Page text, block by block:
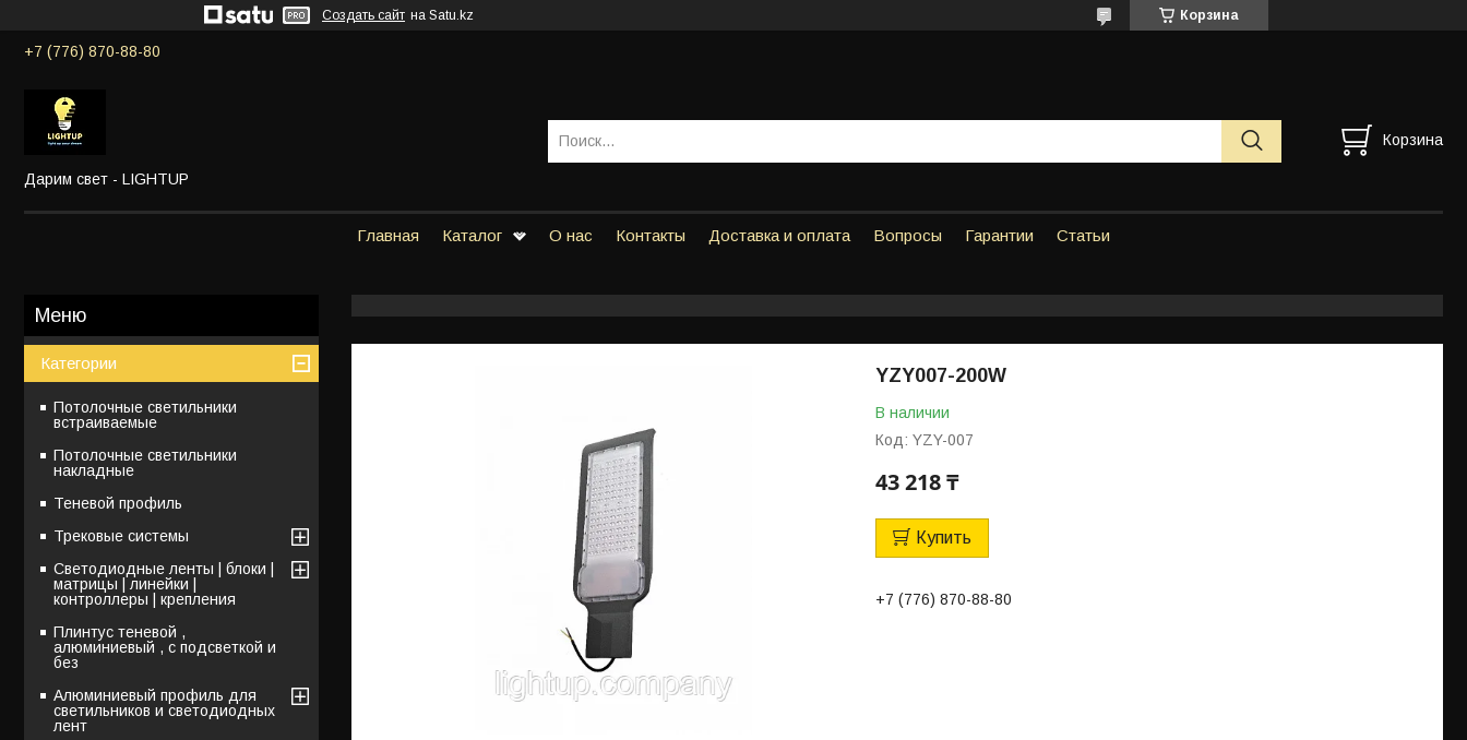
Создать сайт на Satu.kz Корзина
+7 (776) 870-88-80
Дарим свет - LIGHTUP
Корзина
Главная Каталог О нас Контакты Доставка и оплата Вопросы Гарантии Статьи
YZY007-200W
В наличии
Код: YZY-007
43 218 ₸
Купить
+7 (776) 870-88-80
Категории
Потолочные светильники
встраиваемые
Потолочные светильники
накладные
Теневой профиль
Трековые системы
Светодиодные ленты | блоки |
матрицы | линейки |
контроллеры | крепления
Плинтус теневой ,
алюминиевый , с подсветкой и
без
Алюминиевый профиль для
светильников и светодиодных
лент